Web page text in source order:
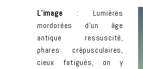
L’image : Lumières
mordorées d’un âge
antique ressuscité,
phares crépusculaires,
cieux fatigués, on y